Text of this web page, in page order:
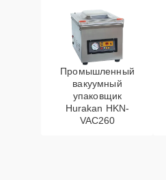
Промышленный
вакуумный
упаковщик
Hurakan HKN-
VAC260